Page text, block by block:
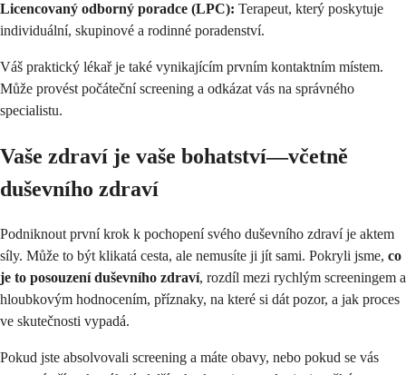
Licencovaný odborný poradce (LPC): Terapeut, který poskytuje
individuální, skupinové a rodinné poradenství.
Váš praktický lékař je také vynikajícím prvním kontaktním místem.
Může provést počáteční screening a odkázat vás na správného
specialistu.
Vaše zdraví je vaše bohatství—včetně
duševního zdraví
Podniknout první krok k pochopení svého duševního zdraví je aktem
síly. Může to být klikatá cesta, ale nemusíte ji jít sami. Pokryli jsme, co
je to posouzení duševního zdraví, rozdíl mezi rychlým screeningem a
hloubkovým hodnocením, příznaky, na které si dát pozor, a jak proces
ve skutečnosti vypadá.
Pokud jste absolvovali screening a máte obavy, nebo pokud se vás